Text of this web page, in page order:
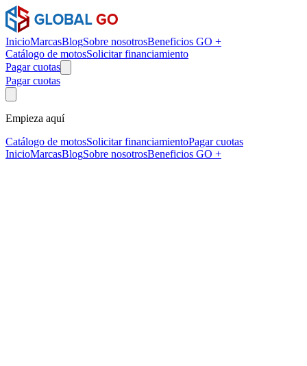
InicioMarcasBlogSobre nosotrosBeneficios GO +
Catálogo de motosSolicitar financiamiento
Pagar cuotas
Pagar cuotas
Empieza aquí
Catálogo de motosSolicitar financiamientoPagar cuotas
InicioMarcasBlogSobre nosotrosBeneficios GO +